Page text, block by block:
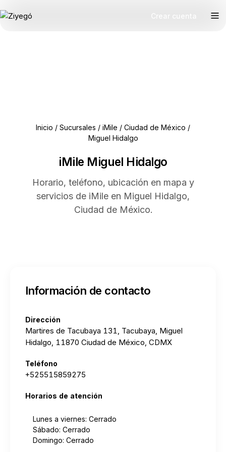
Inicio / Sucursales / iMile / Ciudad de México /
Miguel Hidalgo
iMile Miguel Hidalgo
Horario, teléfono, ubicación en mapa y
servicios de iMile en Miguel Hidalgo,
Ciudad de México.
Información de contacto
Dirección
Martires de Tacubaya 131, Tacubaya, Miguel
Hidalgo, 11870 Ciudad de México, CDMX
Teléfono
+525515859275
Horarios de atención
Lunes a viernes: Cerrado
Sábado: Cerrado
Domingo: Cerrado